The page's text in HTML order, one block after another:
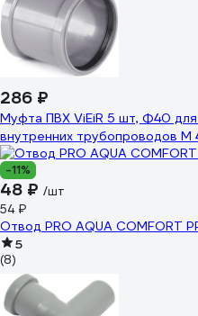
286 ₽
Муфта ПВХ ViEiR 5 шт, Ф40
внутренних трубопроводов М
-11%
48 ₽ /шт
54 ₽
Отвод PRO AQUA COMFORT
5
(8)